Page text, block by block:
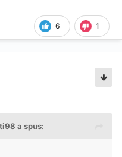
nu ți-am dat în cap.... A
mai suporți? Te culci
6 1
a spus: